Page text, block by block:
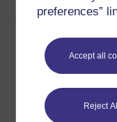
preferences”
Accept all
Reject All
Rhannu'r cwrs